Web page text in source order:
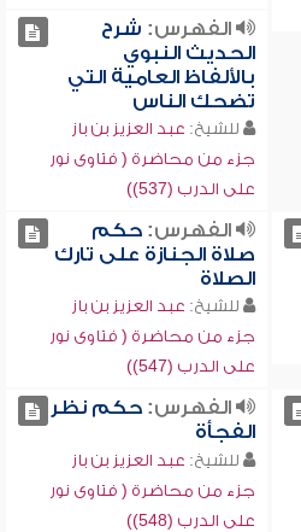
الفهرس: شرح
الحديث النبوي
بالألفاظ العامية التي
تضحك الناس
للشيخ: عبد العزيز بن باز
جزء من محاضرة ( فتاوى نور
على الدرب (537))
الفهرس:حكم
صلاة الجنازة على تارك
الصلاة
للشيخ: عبد العزيز بن باز
جزء من محاضرة ( فتاوى نور
على الدرب (547))
الفهرس:حكم نظر
الفجأة
للشيخ: عبد العزيز بن باز
جزء من محاضرة ( فتاوى نور
على الدرب (548))